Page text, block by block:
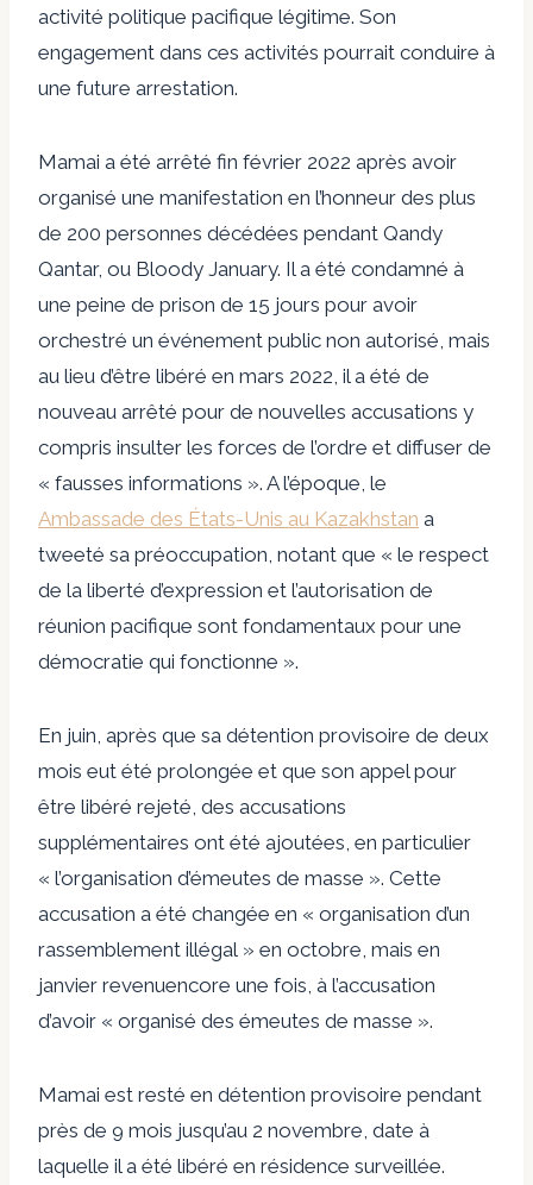
activité politique pacifique légitime. Son
engagement dans ces activités pourrait conduire à
une future arrestation.
Mamai a été arrêté fin février 2022 après avoir
organisé une manifestation en l’honneur des plus
de 200 personnes décédées pendant Qandy
Qantar, ou Bloody January. Il a été condamné à
une peine de prison de 15 jours pour avoir
orchestré un événement public non autorisé, mais
au lieu d’être libéré en mars 2022, il a été de
nouveau arrêté pour de nouvelles accusations y
compris insulter les forces de l’ordre et diffuser de
« fausses informations ». A l’époque, le
Ambassade des États-Unis au Kazakhstan a
tweeté sa préoccupation, notant que « le respect
de la liberté d’expression et l’autorisation de
réunion pacifique sont fondamentaux pour une
démocratie qui fonctionne ».
En juin, après que sa détention provisoire de deux
mois eut été prolongée et que son appel pour
être libéré rejeté , des accusations
supplémentaires ont été ajoutées, en particulier
« l’organisation d’émeutes de masse ». Cette
accusation a été changée en « organisation d’un
rassemblement illégal » en octobre, mais en
janvier revenuencore une fois, à l’accusation
d’avoir « organisé des émeutes de masse ».
Mamai est resté en détention provisoire pendant
près de 9 mois jusqu’au 2 novembre, date à
laquelle il a été libéré en résidence surveillée.